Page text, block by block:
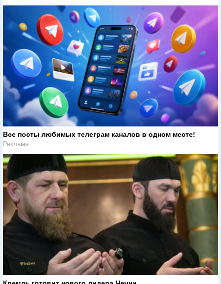
Все посты любимых телеграм каналов в одном месте!
Реклама